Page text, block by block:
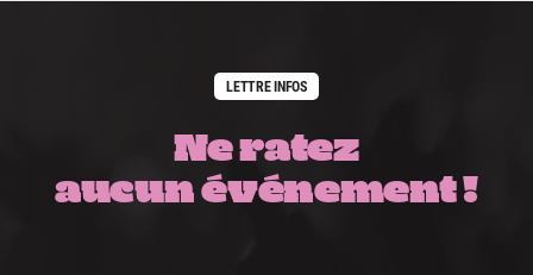
LETTRE INFOS
Ne ratez
aucun événement !